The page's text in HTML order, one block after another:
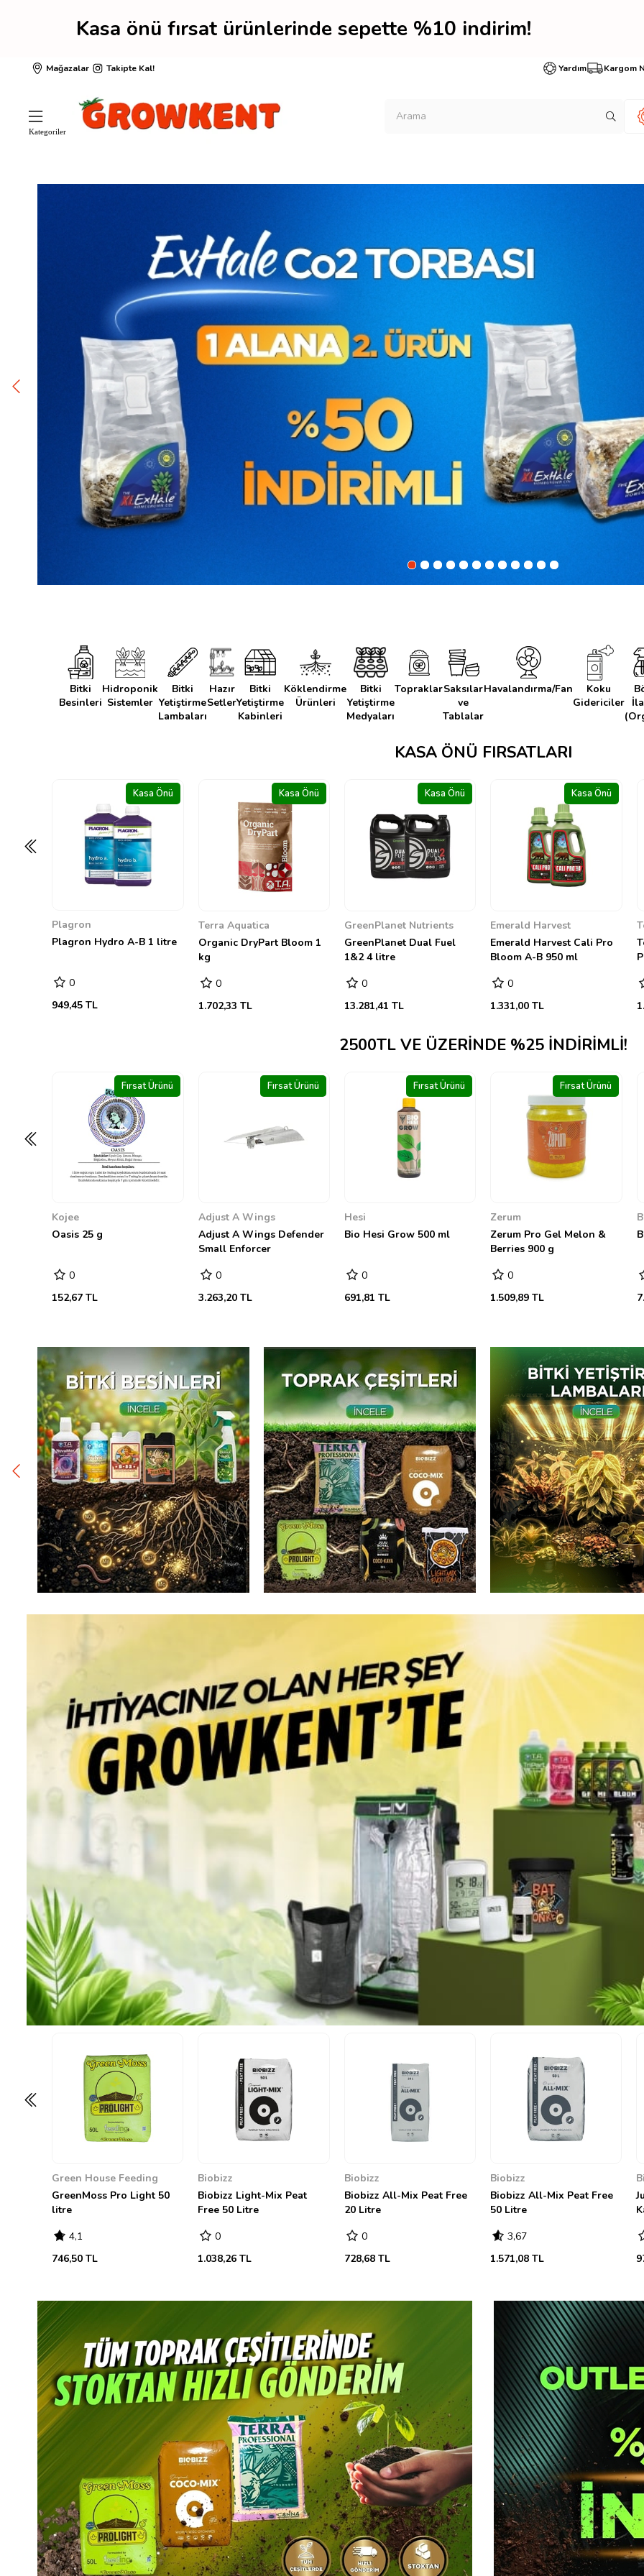
ürünlerinde sepette %10 indirim! Hemen
Mağazalar Takipte Kal! Yardım Kargom
Bitki
Besinleri
Hidroponik
Sistemler
Bitki
Yetiştirme
Lambaları
Hazır
Setler
Bitki
Yetiştirme
Kabinleri
Köklendirme
Ürünleri
Bitki
Yetiştirme
Medyaları
TopraklarSaksılar
ve
Tablalar
Havalandırma/Fan
Koku
Gidericiler
KASA ÖNÜ FIRSATLARI
Terra Aquatica
Organic DryPart Bloom 1
0
1.702,33 TL
Kasa Önü
GreenPlanet Nutrients
GreenPlanet Dual Fuel
1&2 4 litre
0
13.281,41 TL
Kasa Önü
Emerald Harvest
Emerald Harvest Cali Pro
Bloom A-B 950 ml
0
1.331,00 TL
Kasa Önü
Terra Aquatica
Terra Aquatica pH Down
Powder 500 g
0
1.223,70 TL
Kasa Önü
2500TL VE ÜZERINDE %25 INDIRIMLI!
Adjust A Wings
Adjust A Wings Defender
0
3.263,20 TL
Fırsat Ürünü
Hesi
Bio Hesi Grow 500 ml
0
691,81 TL
Fırsat Ürünü
Zerum
Zerum Pro Gel Melon &
0
1.509,89 TL
Fırsat Ürünü
Biobizz
Biobizz Cal Mag 10 litre
0
7.082,38 TL
Fırsat Ürünü
Biobizz
Biobizz All-Mix Peat Free
728,68 TL
Biobizz
Biobizz All-Mix Peat Free
50 Litre
1.571,08 TL
Biobizz
Juju Royal Biobizz Coco
Kaya 50 litre
975,11 TL
Biobizz
Juju Royal Biobizz Light
Rebel 50 litre
832,37 TL